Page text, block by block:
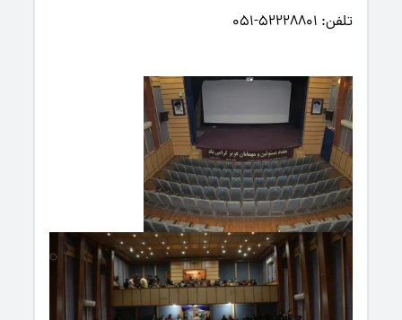
تلفن: 52228801-051